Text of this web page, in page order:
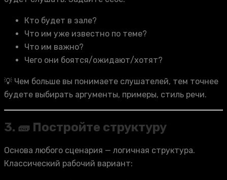
Кто будет в зале?
Что им уже известно по теме?
Что им важно?
Чего они боятся/ожидают/хотят?
💡 Чем больше вы понимаете слушателей, тем точнее
будете выбирать аргументы, примеры, стиль речи.
3. 🧱 Постройте структуру
Основа любого сценария — логичная структура.
Классический рабочий вариант: